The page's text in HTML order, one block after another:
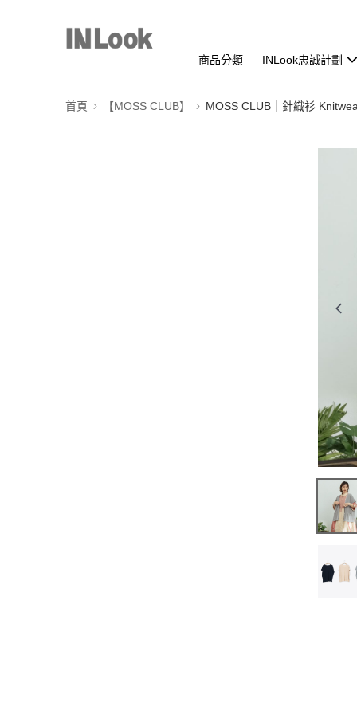
商品分類 INLook忠誠計劃
首頁 【MOSS CLUB】 MOSS CLUB｜針織衫